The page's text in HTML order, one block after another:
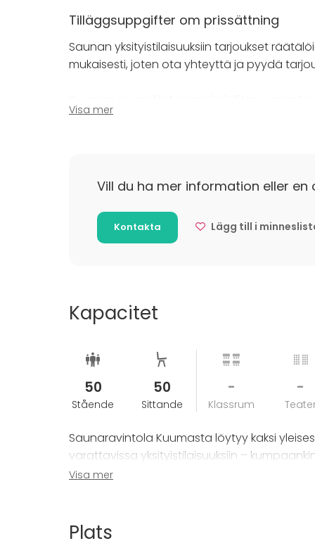
saunoissa järjestettävälle tilaisuudelle
Saunaravintola Kuuma – kaikkien aistien
Tilläggsuppgifter om prissättning
Saunan yksityistilaisuuksiin tarjoukset
mukaisesti, joten ota yhteyttä ja pyydä
saunominen sekä yksityistilaisuus jossain
Visa mer
Vill du ha mer information eller en
Kontakta Lägg till i
Kapacitet
50
Stående
50
Sittande
-
Klassrum
-
Saunaravintola Kuumasta löytyy kaksi
varattavissa yksityistilaisuuksiin –
yksityistilaisuuksiin vuokrataan molemmat
noin 12 hlö.
Visa mer
Plats